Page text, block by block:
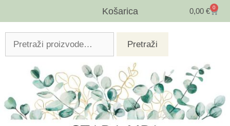
Košarica 0,00 € 0
Pretraži